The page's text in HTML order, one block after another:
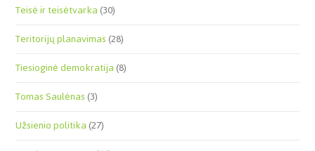
Teisė ir teisėtvarka(30)
Teritorijų planavimas(28)
Tiesioginė demokratija(8)
Tomas Saulėnas(3)
Užsienio politika(27)